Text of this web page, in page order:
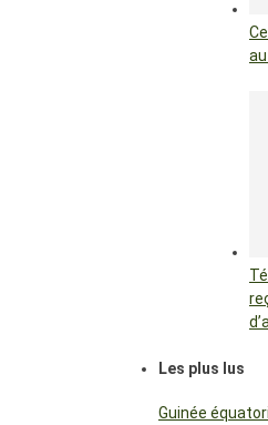
Les plus lus
Guinée